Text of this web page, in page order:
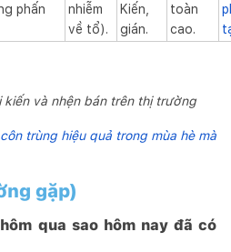
phấn
nhiễm
về tổ).
Kiến,
gián.
toàn
cao.
kiến và nhện bán trên thị trường
trùng hiệu quả trong mùa hè mà
gặp)
qua sao hôm nay đã có